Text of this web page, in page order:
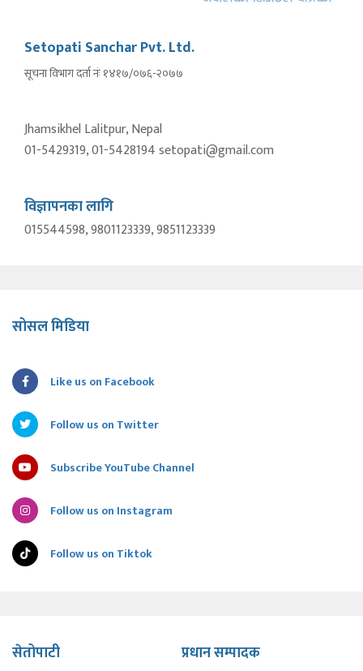
Setopati Sanchar Pvt. Ltd.
सूचना विभाग दर्ता नंः १४१७/०७६-२०७७
Jhamsikhel Lalitpur, Nepal
01-5429319, 01-5428194 setopati@gmail.com
विज्ञापनका लागि
015544598, 9801123339, 9851123339
सोसल मिडिया
Like us on Facebook
Follow us on Twitter
Subscribe YouTube Channel
Follow us on Instagram
Follow us on Tiktok
सेतोपाटी प्रधान सम्पादक